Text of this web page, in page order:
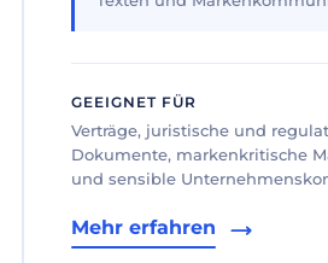
GEEIGNET FÜR
Verträge, juristische und
Dokumente, markenkritische
und sensible
Mehr erfahren